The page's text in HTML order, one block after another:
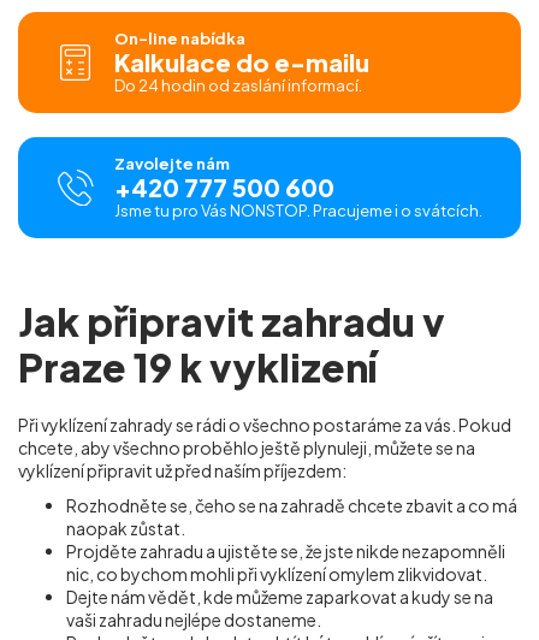
On-line nabídka
Kalkulace do e-mailu
Do 24 hodin od zaslání informací.
Zavolejte nám
+420 777 500 600
Jsme tu pro Vás NONSTOP. Pracujeme i o svátcích.
Jak připravit zahradu v
Praze 19 k vyklizení
Při vyklízení zahrady se rádi o všechno postaráme za vás. Pokud
chcete, aby všechno proběhlo ještě plynuleji, můžete se na
vyklízení připravit už před naším příjezdem:
Rozhodněte se, čeho se na zahradě chcete zbavit a co má
naopak zůstat.
Projděte zahradu a ujistěte se, že jste nikde nezapomněli
nic, co bychom mohli při vyklízení omylem zlikvidovat.
Dejte nám vědět, kde můžeme zaparkovat a kudy se na
vaši zahradu nejlépe dostaneme.